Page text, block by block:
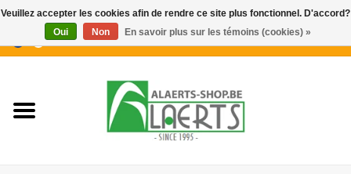
0 Articles - €0,00
Nouveautés
Veuillez accepter les cookies afin de rendre ce site plus fonctionnel. D'accord?
Oui
Non En savoir plus sur les témoins (cookies) »